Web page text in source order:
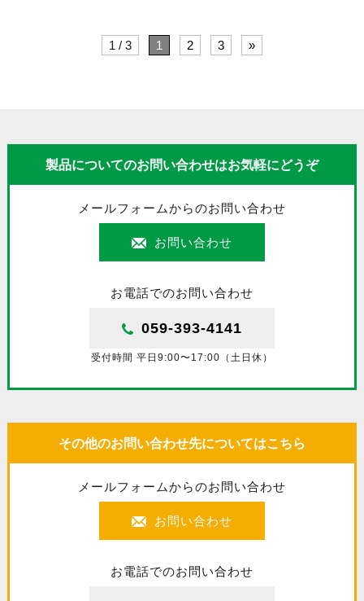
1 / 3 1 2 3 »
製品についてのお問い合わせはお気軽にどうぞ
メールフォームからのお問い合わせ
お問い合わせ
お電話でのお問い合わせ
059-393-4141
受付時間 平日9:00〜17:00（土日休）
その他のお問い合わせ先についてはこちら
メールフォームからのお問い合わせ
お問い合わせ
お電話でのお問い合わせ